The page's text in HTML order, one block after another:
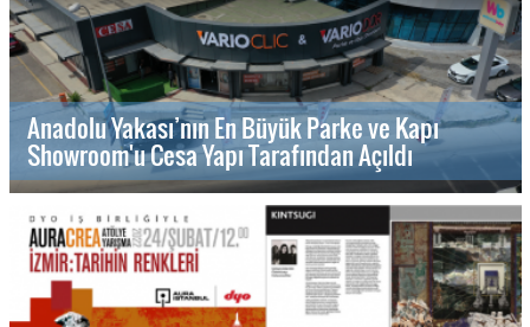
Anadolu Yakası’nın En Büyük Parke ve Kapı
Showroom'u Cesa Yapı Tarafından Açıldı